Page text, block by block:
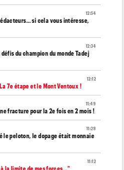
12:54
si cela vous intéresse,
12:34
du champion du monde Tadej
12:12
7e étape et le Mont Ventoux !
11:49
fracture pour la 2e fois en 2 mois !
11:29
le peloton, le dopage était monnaie
11:12